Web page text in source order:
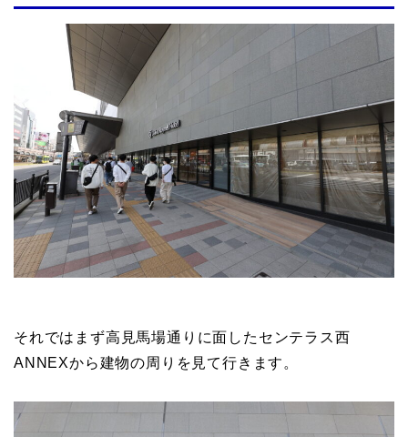
それではまず高見馬場通りに面したセンテラス西
ANNEXから建物の周りを見て行きます。